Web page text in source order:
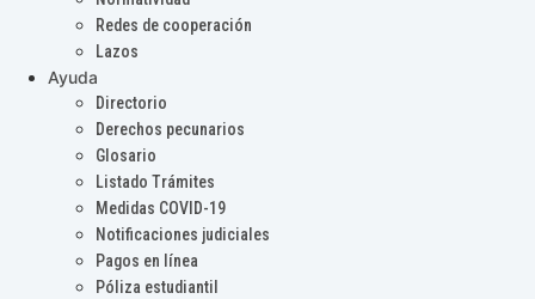
Redes de cooperación
Lazos
Ayuda
Directorio
Derechos pecunarios
Glosario
Listado Trámites
Medidas COVID-19
Notificaciones judiciales
Pagos en línea
Póliza estudiantil